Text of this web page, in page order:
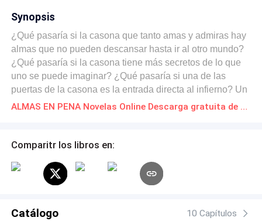
Synopsis
¿Qué pasaría si la casona que tanto amas y admiras hay
almas que no pueden descansar hasta ir al otro mundo?
¿Qué pasaría si la casona tiene más secretos de lo que
uno se puede imaginar? ¿Qué pasaría si una de las
puertas de la casona es la entrada directa al infierno? Un
terrorífico recorrido a lo más profundo de tus miedos y
ALMAS EN PENA Novelas Online Descarga gratuita de PDF
Comparitr los libros en:
Catálogo 10 Capítulos